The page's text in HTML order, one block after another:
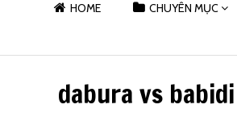
HOME CHUYÊN MỤC
dabura vs